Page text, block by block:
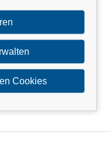
unterrichtete. Er
u. a.
,Das Lexikon der
undPfeif drauf – morgen
in Aalen, Baden-
Cookies